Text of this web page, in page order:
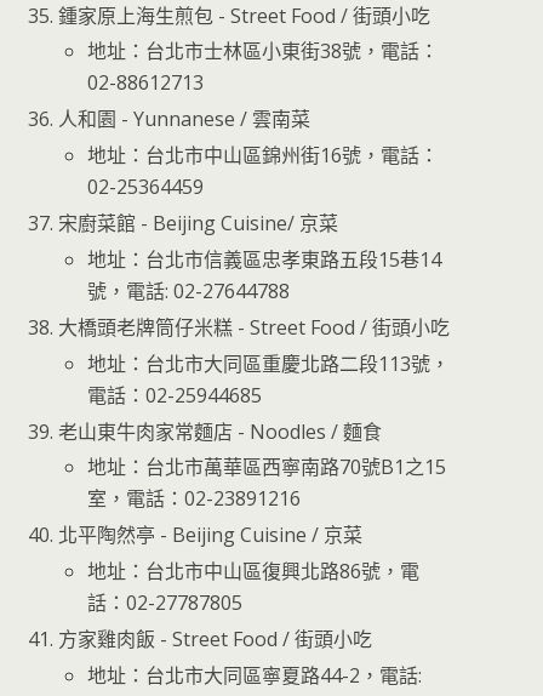
鍾家原上海生煎包 - Street Food / 街頭小吃
地址：台北市士林區小東街38號，電話：
02-88612713
人和園 - Yunnanese / 雲南菜
地址：台北市中山區錦州街16號，電話：
02-25364459
宋廚菜館 - Beijing Cuisine/ 京菜
地址：台北市信義區忠孝東路五段15巷14
號，電話: 02-27644788
大橋頭老牌筒仔米糕 - Street Food / 街頭小吃
地址：台北市大同區重慶北路二段113號，
電話：02-25944685
老山東牛肉家常麵店 - Noodles / 麵食
地址：台北市萬華區西寧南路70號B1之15
室，電話：02-23891216
北平陶然亭 - Beijing Cuisine / 京菜
地址：台北市中山區復興北路86號，電
話：02-27787805
方家雞肉飯 - Street Food / 街頭小吃
地址：台北市大同區寧夏路44-2，電話: